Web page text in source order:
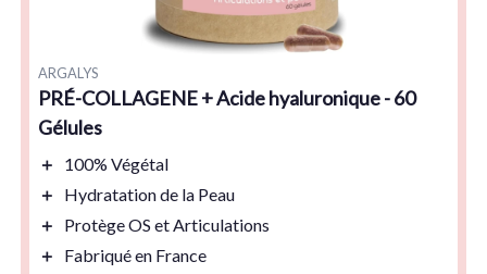
ARGALYS
PRÉ-COLLAGENE + Acide hyaluronique - 60
Gélules
＋
100% Végétal
＋
Hydratation de la Peau
＋
Protège OS et Articulations
＋
Fabriqué en France